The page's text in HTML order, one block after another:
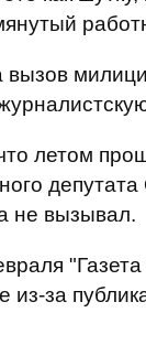
летом
не вызывал.
из-за